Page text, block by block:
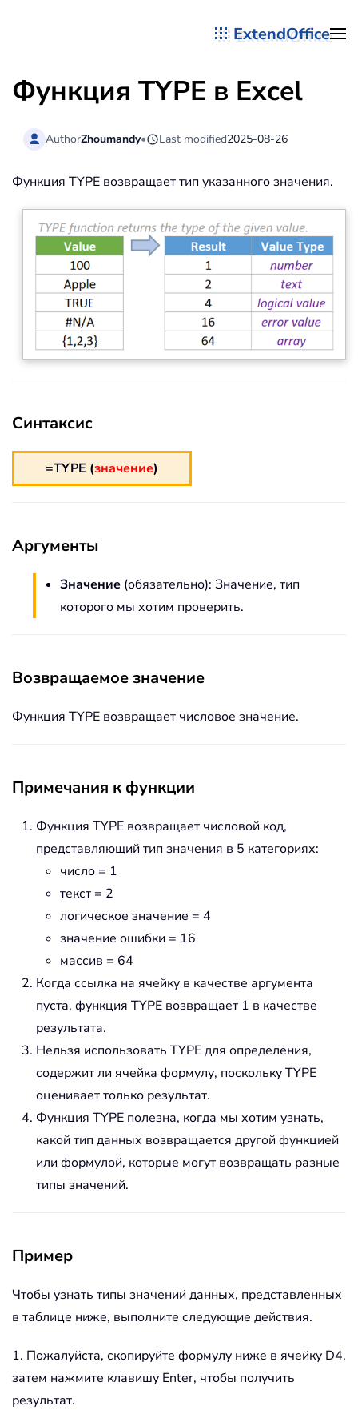
ExtendOffice
Функция TYPE в Excel
AuthorZhoumandy• Last modified2025-08-26
Функция TYPE возвращает тип указанного значения.
Синтаксис
=TYPE (значение)
Аргументы
Значение (обязательно): Значение, тип
которого мы хотим проверить.
Возвращаемое значение
Функция TYPE возвращает числовое значение.
Примечания к функции
Функция TYPE возвращает числовой код,
представляющий тип значения в 5 категориях:
число = 1
текст = 2
логическое значение = 4
значение ошибки = 16
массив = 64
Когда ссылка на ячейку в качестве аргумента
пуста, функция TYPE возвращает 1 в качестве
результата.
Нельзя использовать TYPE для определения,
содержит ли ячейка формулу, поскольку TYPE
оценивает только результат.
Функция TYPE полезна, когда мы хотим узнать,
какой тип данных возвращается другой функцией
или формулой, которые могут возвращать разные
типы значений.
Пример
Чтобы узнать типы значений данных, представленных
в таблице ниже, выполните следующие действия.
1. Пожалуйста, скопируйте формулу ниже в ячейку D4,
затем нажмите клавишу Enter, чтобы получить
результат.